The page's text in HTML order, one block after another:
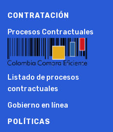
CONTRATACIÓN
Procesos Contractuales
Listado de procesos
contractuales
Gobierno en línea
POLÍTICAS